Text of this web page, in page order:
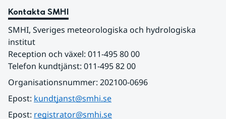
Kontakta SMHI
SMHI, Sveriges meteorologiska och hydrologiska
institut
Reception och växel: 011-495 80 00
Telefon kundtjänst: 011-495 82 00
Organisationsnummer: 202100-0696
Epost: kundtjanst@smhi.se
Epost: registrator@smhi.se